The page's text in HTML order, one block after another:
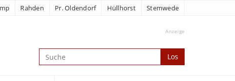
Rahden Pr. Oldendorf Hüllhorst Stemwede
Anzeige
Los